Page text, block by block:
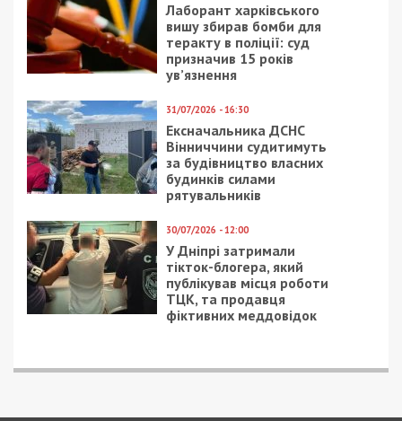
Лаборант харківського
вишу збирав бомби для
теракту в поліції: суд
призначив 15 років
ув’язнення
31/07/2026 - 16:30
Ексначальника ДСНС
Вінниччини судитимуть
за будівництво власних
будинків силами
рятувальників
30/07/2026 - 12:00
У Дніпрі затримали
тікток-блогера, який
публікував місця роботи
ТЦК, та продавця
фіктивних меддовідок